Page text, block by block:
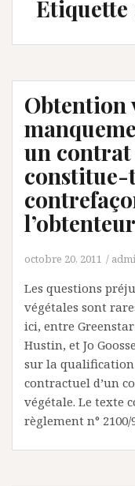
Étiquette
Obtention
un contrat
octobre 20, 2011
Les questions
végétales sont
ici, entre
Hustin, et Jo
sur la
contractuel d’un
végétale. Le texte
règlement n°